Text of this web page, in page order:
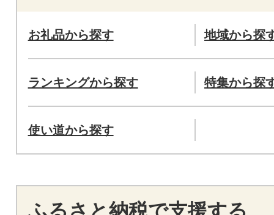
お礼品から探す 地域から探
ランキングから探す 特集から探
使い道から探す